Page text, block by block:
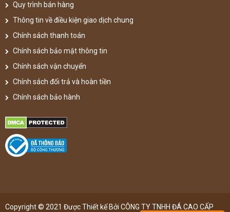
Quy trình bán hàng
Thông tin về điều kiện giao dịch chung
Chính sách thanh toán
Chính sách bảo mật thông tin
Chính sách vận chuyển
Chính sách đổi trả và hoàn tiền
Chính sách bảo hành
Copyright © 2021 Được Thiết kế Bởi CÔNG TY TNHH ĐÁ CAO CẤP